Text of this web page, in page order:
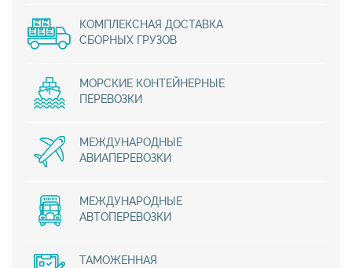
КОМПЛЕКСНАЯ ДОСТАВКА
СБОРНЫХ ГРУЗОВ
МОРСКИЕ КОНТЕЙНЕРНЫЕ
ПЕРЕВОЗКИ
МЕЖДУНАРОДНЫЕ
АВИАПЕРЕВОЗКИ
МЕЖДУНАРОДНЫЕ
АВТОПЕРЕВОЗКИ
ТАМОЖЕННАЯ